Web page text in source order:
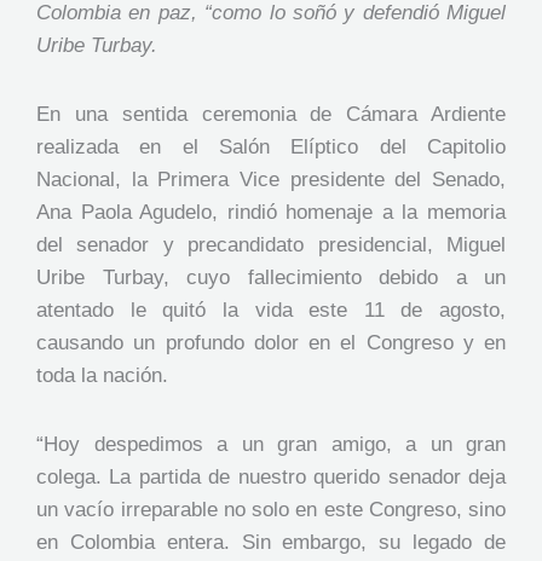
Colombia en paz, “como lo soñó y defendió Miguel
Uribe Turbay.
En una sentida ceremonia de Cámara Ardiente
realizada en el Salón Elíptico del Capitolio
Nacional, la Primera Vice presidente del Senado,
Ana Paola Agudelo, rindió homenaje a la memoria
del senador y precandidato presidencial, Miguel
Uribe Turbay, cuyo fallecimiento debido a un
atentado le quitó la vida este 11 de agosto,
causando un profundo dolor en el Congreso y en
toda la nación.
“Hoy despedimos a un gran amigo, a un gran
colega. La partida de nuestro querido senador deja
un vacío irreparable no solo en este Congreso, sino
en Colombia entera. Sin embargo, su legado de